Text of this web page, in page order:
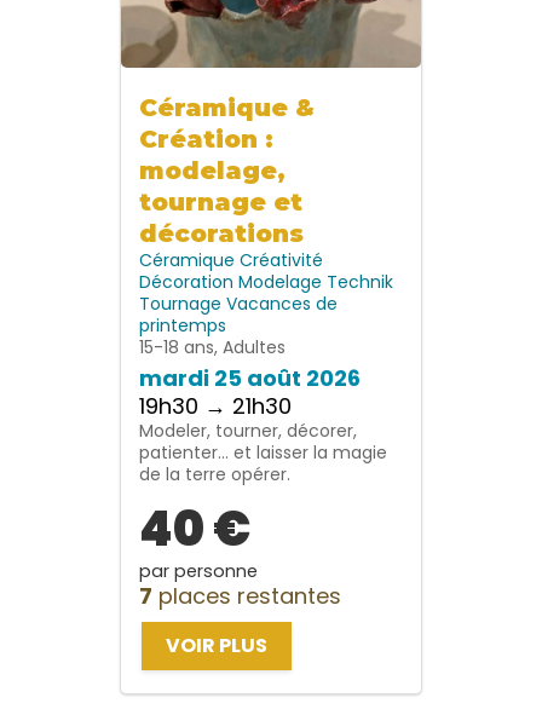
Céramique &
Création :
modelage,
tournage et
décorations
Céramique Créativité
Décoration Modelage Technik
Tournage Vacances de
printemps
15-18 ans, Adultes
mardi 25 août 2026
19h30 → 21h30
Modeler, tourner, décorer,
patienter… et laisser la magie
de la terre opérer.
40 €
par personne
7 places restantes
VOIR PLUS